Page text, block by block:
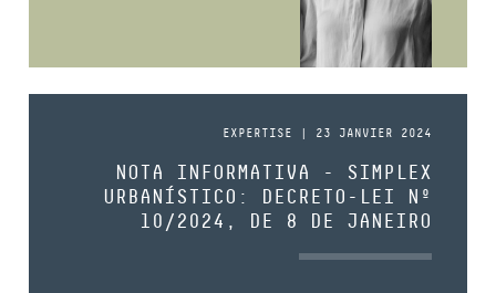
EXPERTISE | 23 JANVIER 2024
NOTA INFORMATIVA - SIMPLEX
URBANÍSTICO: DECRETO-LEI Nº
10/2024, DE 8 DE JANEIRO